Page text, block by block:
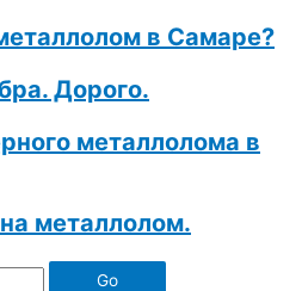
в Самаре?
Дорого.
металлолома в
металлолом.
Go